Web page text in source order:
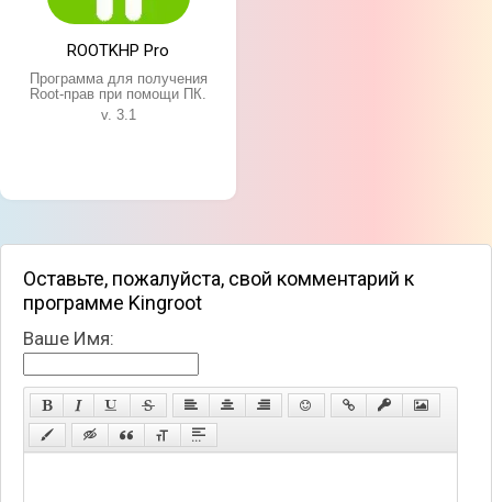
ROOTKHP Pro
Программа для получения
Root-прав при помощи ПК.
v. 3.1
Оставьте, пожалуйста, свой комментарий к
программе Kingroot
Ваше Имя: